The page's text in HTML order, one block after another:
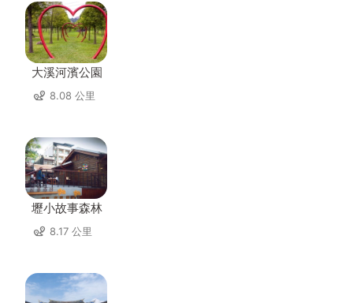
大溪河濱公園
8.08 公里
壢小故事森林
8.17 公里